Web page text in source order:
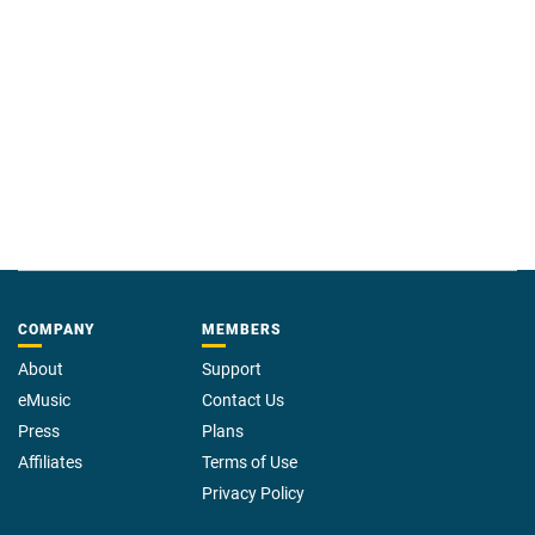
COMPANY
About
eMusic
Press
Affiliates
MEMBERS
Support
Contact Us
Plans
Terms of Use
Privacy Policy